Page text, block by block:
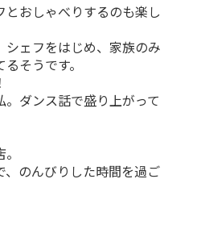
おしゃべりするのも楽し
シェフをはじめ、家族のみ
そうです。
ダンス話で盛り上がって
のんびりした時間を過ご